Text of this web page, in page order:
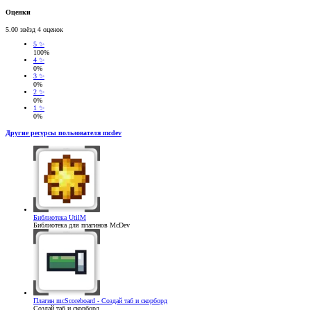
Оценки
5.00 звёзд 4 оценок
5 ✨
100%
4 ✨
0%
3 ✨
0%
2 ✨
0%
1 ✨
0%
Другие ресурсы пользователя mcdev
Библиотека UtilM
Библиотека для плагинов McDev
Плагин mcScoreboard - Создай таб и скорборд
Создай таб и скорборд